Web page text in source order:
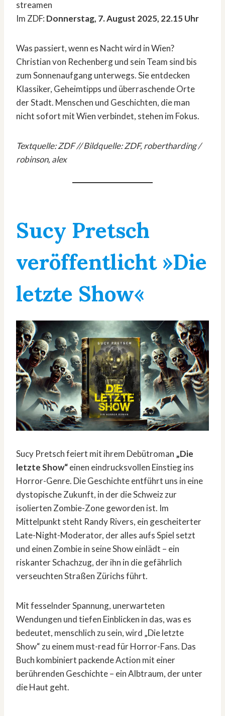
streamen
Im ZDF: Donnerstag, 7. August 2025, 22.15 Uhr
Was passiert, wenn es Nacht wird in Wien?
Christian von Rechenberg und sein Team sind bis
zum Sonnenaufgang unterwegs. Sie entdecken
Klassiker, Geheimtipps und überraschende Orte
der Stadt. Menschen und Geschichten, die man
nicht sofort mit Wien verbindet, stehen im Fokus.
Textquelle: ZDF // Bildquelle: ZDF, robertharding /
robinson, alex
Sucy Pretsch
veröffentlicht »Die
letzte Show«
Sucy Pretsch feiert mit ihrem Debütroman „Die
letzte Show“einen eindrucksvollen Einstieg ins
Horror-Genre. Die Geschichte entführt uns in eine
dystopische Zukunft, in der die Schweiz zur
isolierten Zombie-Zone geworden ist. Im
Mittelpunkt steht Randy Rivers, ein gescheiterter
Late-Night-Moderator, der alles aufs Spiel setzt
und einen Zombie in seine Show einlädt – ein
riskanter Schachzug, der ihn in die gefährlich
verseuchten Straßen Zürichs führt.
Mit fesselnder Spannung, unerwarteten
Wendungen und tiefen Einblicken in das, was es
bedeutet, menschlich zu sein, wird „Die letzte
Show“ zu einem must-read für Horror-Fans. Das
Buch kombiniert packende Action mit einer
berührenden Geschichte – ein Albtraum, der unter
die Haut geht.